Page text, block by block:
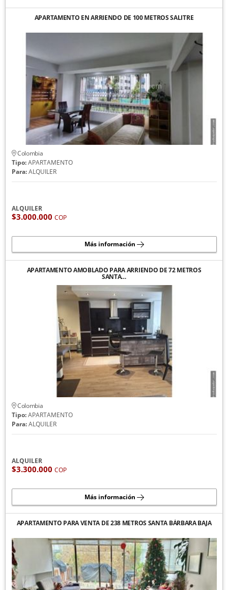
APARTAMENTO EN ARRIENDO DE 100 METROS SALITRE
Colombia
Tipo:APARTAMENTO
Para:ALQUILER
ALQUILER
$3.000.000 COP
Más información
APARTAMENTO AMOBLADO PARA ARRIENDO DE 72 METROS
SANTA…
Colombia
Tipo:APARTAMENTO
Para:ALQUILER
ALQUILER
$3.300.000 COP
Más información
APARTAMENTO PARA VENTA DE 238 METROS SANTA BÁRBARA BAJA